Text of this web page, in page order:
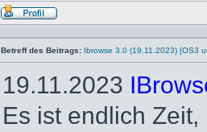
Profil
Betreff des Beitrags: Ibrowse 3.0 (19.11.2023) [OS3
19.11.2023
Es ist endlich